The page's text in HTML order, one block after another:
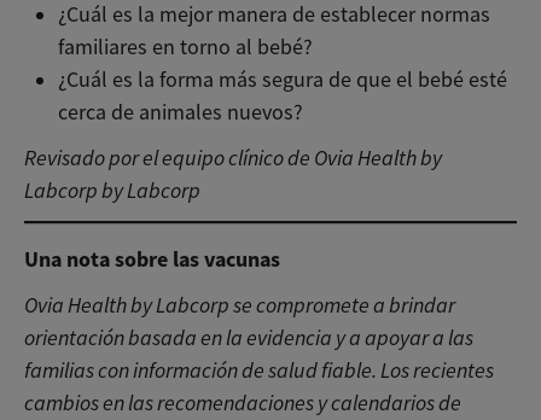
¿Cuál es la mejor manera de establecer normas
familiares en torno al bebé?
¿Cuál es la forma más segura de que el bebé esté
cerca de animales nuevos?
Revisado por el equipo clínico de Ovia Health by
Labcorp by Labcorp
Una nota sobre las vacunas
Ovia Health by Labcorp se compromete a brindar
orientación basada en la evidencia y a apoyar a las
familias con información de salud fiable. Los recientes
cambios en las recomendaciones y calendarios de